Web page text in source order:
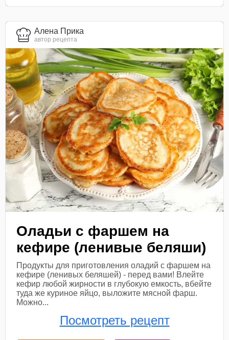
Алена Прика
автор рецепта
Оладьи с фаршем на
кефире (ленивые беляши)
Продукты для приготовления оладий с фаршем на
кефире (ленивых беляшей) - перед вами! Влейте
кефир любой жирности в глубокую емкость, вбейте
туда же куриное яйцо, выложите мясной фарш.
Можно...
Посмотреть рецепт